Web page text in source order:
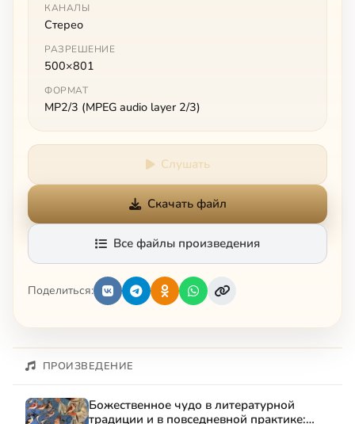
КАНАЛЫ
Стерео
РАЗРЕШЕНИЕ
500×801
ФОРМАТ
MP2/3 (MPEG audio layer 2/3)
Слушать
Скачать файл
Все файлы произведения
Поделиться:
ПРОИЗВЕДЕНИЕ
Божественное чудо в литературной
традиции и в повседневной практике: